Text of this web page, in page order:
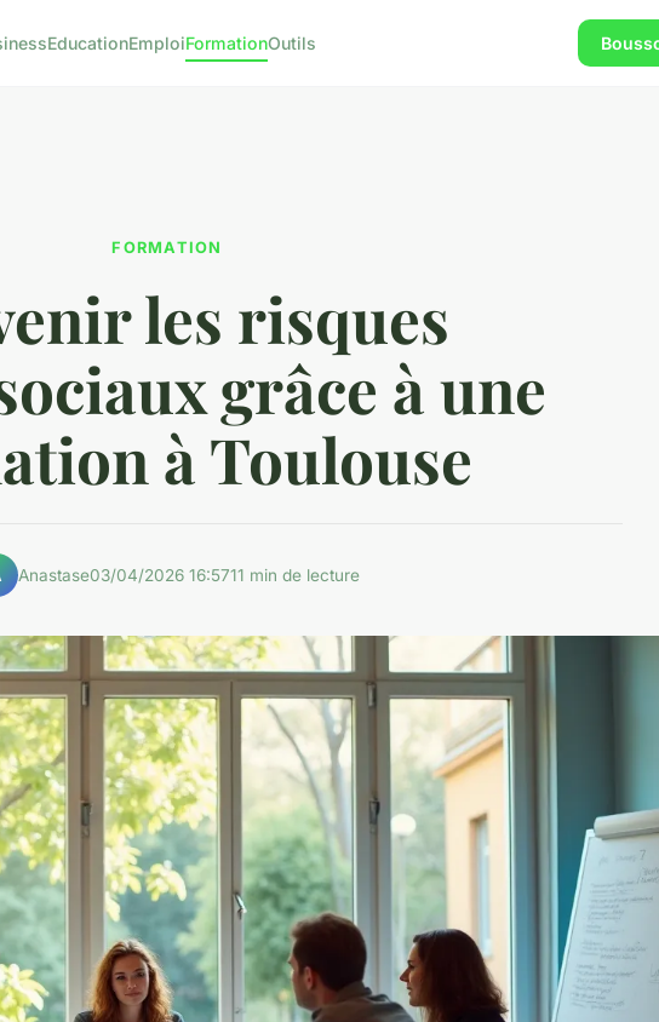
EducationEmploiFormationOutils
FORMATION
les risques
grâce à une
à Toulouse
Anastase03/04/2026 16:5711 min de lecture